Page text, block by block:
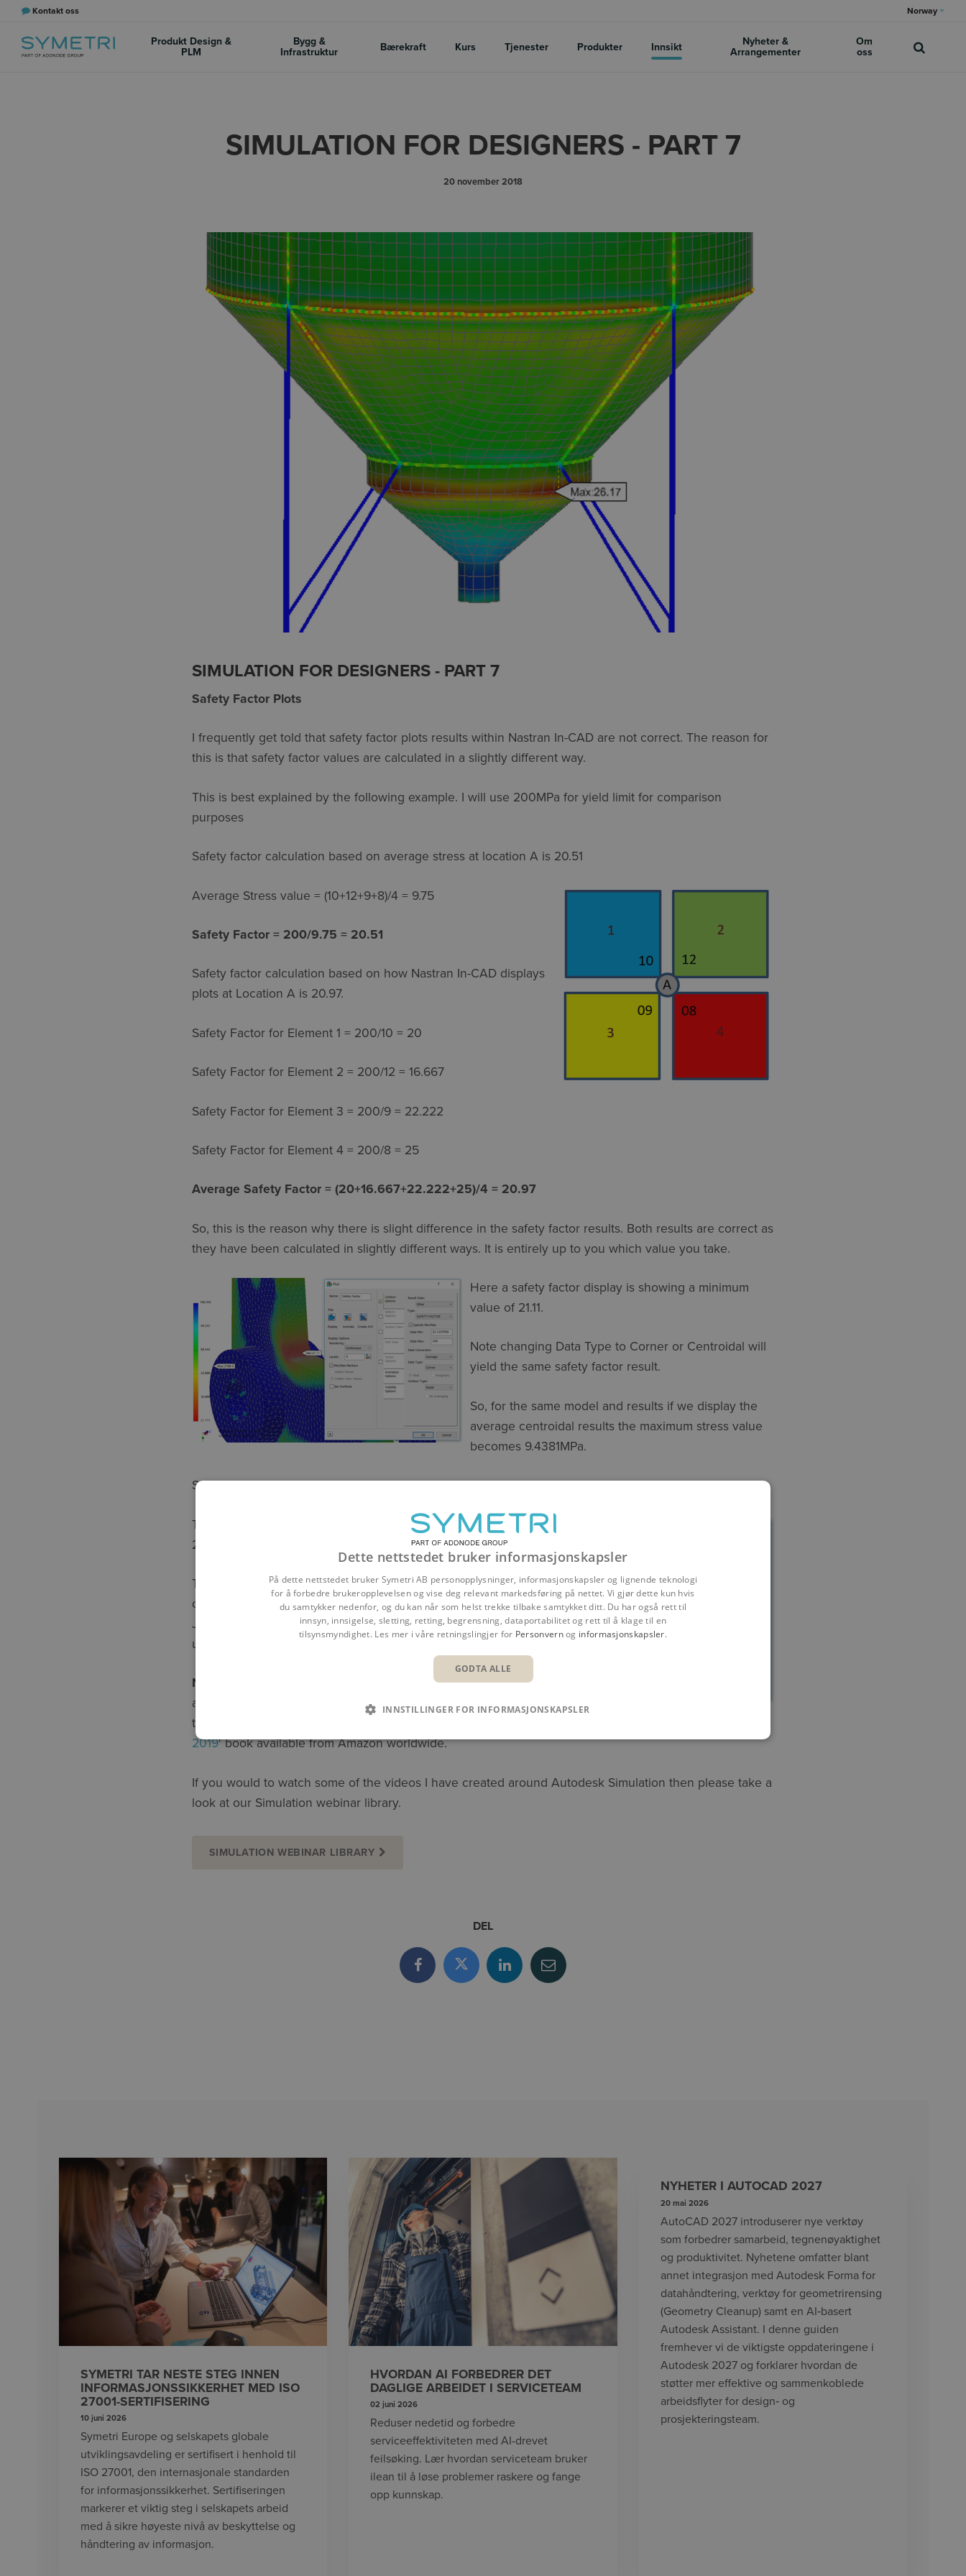
Kontakt oss Norway
Produkt Design &
PLM
Bygg &
Infrastruktur
Bærekraft Kurs Tjenester Produkter Innsikt
Nyheter &
Arrangementer
Om
oss
SIMULATION FOR DESIGNERS - PART 7
20 november 2018
SIMULATION FOR DESIGNERS - PART 7
Safety Factor Plots
I frequently get told that safety factor plots results within Nastran In-CAD are not correct. The reason for
this is that safety factor values are calculated in a slightly different way.
This is best explained by the following example. I will use 200MPa for yield limit for comparison
purposes
Safety factor calculation based on average stress at location A is 20.51
Average Stress value = (10+12+9+8)/4 = 9.75
Safety Factor = 200/9.75 = 20.51
Safety factor calculation based on how Nastran In-CAD displays
plots at Location A is 20.97.
Safety Factor for Element 1 = 200/10 = 20
Safety Factor for Element 2 = 200/12 = 16.667
Safety Factor for Element 3 = 200/9 = 22.222
Safety Factor for Element 4 = 200/8 = 25
Average Safety Factor = (20+16.667+22.222+25)/4 = 20.97
So, this is the reason why there is slight difference in the safety factor results. Both results are correct as
they have been calculated in slightly different ways. It is entirely up to you which value you take.
Here a safety factor display is showing a minimum
value of 21.11.
Note changing Data Type to Corner or Centroidal will
yield the same safety factor result.
So, for the same model and results if we display the
average centroidal results the maximum stress value
becomes 9.4381MPa.
So, based on this value the factor of safety (hand calculation) is 21.19.
This is very close to the Safety Factor plot value of
21.11 with a difference of less than 0.5%.
There is also a great article on “Safety factor is not
correctly reconciled in Autodesk Nastran In-CAD” by
John Holtz from Autodesk which you may find very
useful. (
Available here
NB
: If you cannot wait and would like to learn more
about Nastran In-CAD now then I would recommend
the '
2019' book available from Amazon worldwide.
If you would to watch some of the videos I have created around Autodesk Simulation then please take a
look at our Simulation webinar library.
SIMULATION WEBINAR LIBRARY
DEL
SYMETRI TAR NESTE STEG INNEN
INFORMASJONSSIKKERHET MED ISO
27001-SERTIFISERING
10 juni 2026
Symetri Europe og selskapets globale
utviklingsavdeling er sertifisert i henhold til
ISO 27001, den internasjonale standarden
for informasjonssikkerhet. Sertifiseringen
markerer et viktig steg i selskapets arbeid
med å sikre høyeste nivå av beskyttelse og
håndtering av informasjon.
HVORDAN AI FORBEDRER DET
DAGLIGE ARBEIDET I SERVICETEAM
02 juni 2026
Reduser nedetid og forbedre
serviceeffektiviteten med AI-drevet
feilsøking. Lær hvordan serviceteam bruker
ilean til å løse problemer raskere og fange
opp kunnskap.
NYHETER I AUTOCAD 2027
20 mai 2026
AutoCAD 2027 introduserer nye verktøy
som forbedrer samarbeid, tegnenøyaktighet
og produktivitet. Nyhetene omfatter blant
annet integrasjon med Autodesk Forma for
datahåndtering, verktøy for geometrirensing
(Geometry Cleanup) samt en AI‑basert
Autodesk Assistant. I denne guiden
fremhever vi de viktigste oppdateringene i
Autodesk 2027 og forklarer hvordan de
støtter mer effektive og sammenkoblede
arbeidsflyter for design‑ og
prosjekteringsteam.
Dette nettstedet bruker informasjonskapsler
På dette nettstedet bruker Symetri AB personopplysninger, informasjonskapsler og lignende teknologi
for å forbedre brukeropplevelsen og vise deg relevant markedsføring på nettet. Vi gjør dette kun hvis
du samtykker nedenfor, og du kan når som helst trekke tilbake samtykket ditt. Du har også rett til
innsyn, innsigelse, sletting, retting, begrensning, dataportabilitet og rett til å klage til en
tilsynsmyndighet. Les mer i våre retningslingjer for Personvernog informasjonskapsler.
GODTA ALLE
INNSTILLINGER FOR INFORMASJONSKAPSLER